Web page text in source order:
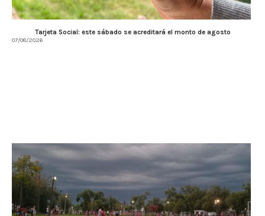
Tarjeta Social: este sábado se acreditará el monto de agosto
07/08/2026